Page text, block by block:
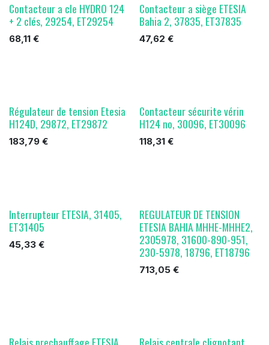
Contacteur a cle HYDRO 124
+ 2 clés, 29254, ET29254
68,11 €
Contacteur a siège ETESIA
Bahia 2, 37835, ET37835
47,62 €
Régulateur de tension Etesia
H124D, 29872, ET29872
183,79 €
Contacteur sécurite vérin
H124 no, 30096, ET30096
118,31€
Interrupteur ETESIA, 31405,
ET31405
45,33 €
REGULATEUR DE TENSION
ETESIA BAHIA MHHE-MHHE2,
2305978, 31600-890-951,
230-5978, 18796, ET18796
713,05€
Relais prechauffage ETESIA
Relais centrale clignotant